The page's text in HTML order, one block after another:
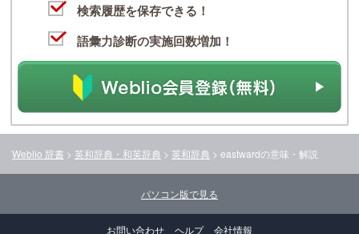
検索履歴を保存できる！
語彙力診断の実施回数増加！
Weblio 辞書 > 英和辞典・和英辞典 > 英和辞典 > eastwardの意味・解説
パソコン版で見る
お問い合わせ ヘルプ 会社情報